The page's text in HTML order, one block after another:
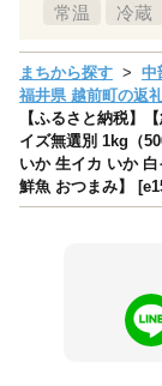
常温 冷蔵
まちから探す 中
福井県 越前町の返
【ふるさと納税】
イズ無選別 1kg（
いか 生イカ いか
鮮魚 おつまみ】